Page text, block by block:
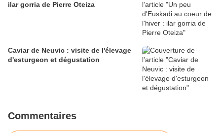
ilar gorria de Pierre Oteiza
Caviar de Neuvic : visite de l'élevage
d'esturgeon et dégustation
Commentaires